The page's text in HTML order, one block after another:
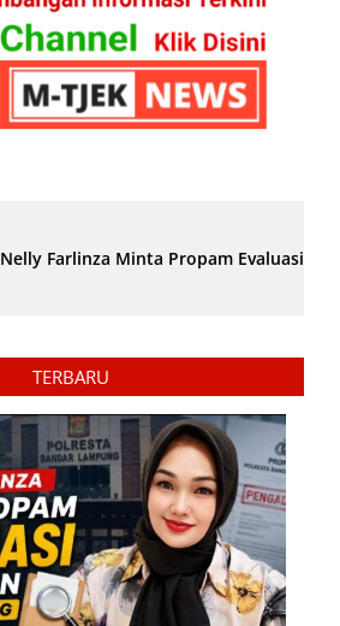
Nelly Farlinza Minta Propam Evaluasi
TERBARU